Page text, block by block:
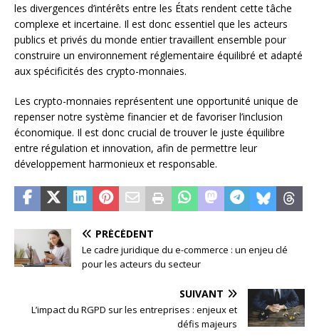
les divergences d’intérêts entre les États rendent cette tâche
complexe et incertaine. Il est donc essentiel que les acteurs
publics et privés du monde entier travaillent ensemble pour
construire un environnement réglementaire équilibré et adapté
aux spécificités des crypto-monnaies.
Les crypto-monnaies représentent une opportunité unique de
repenser notre système financier et de favoriser l’inclusion
économique. Il est donc crucial de trouver le juste équilibre
entre régulation et innovation, afin de permettre leur
développement harmonieux et responsable.
PRÉCÉDENT
Le cadre juridique du e-commerce : un enjeu clé
pour les acteurs du secteur
SUIVANT
L’impact du RGPD sur les entreprises : enjeux et
défis majeurs